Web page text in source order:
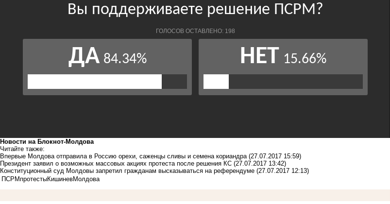
Новости на Блoкнoт-Молдова
Читайте также:
Впервые Молдова отправила в Россию орехи, саженцы сливы и семена кориандра (27.07.2017 15:59)
Президент заявил о возможных массовых акциях протеста после решения КС (27.07.2017 13:42)
Конституционный суд Молдовы запретил гражданам высказываться на референдуме (27.07.2017 12:13)
ПСРМпротестыКишиневМолдова